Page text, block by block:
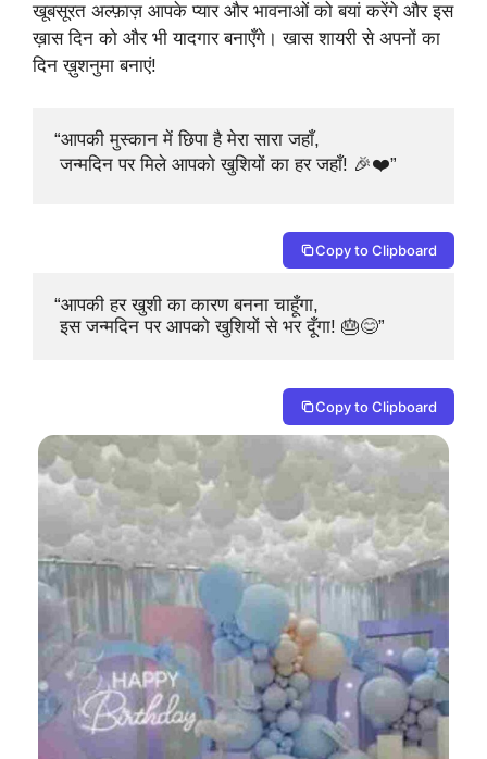
खूबसूरत अल्फ़ाज़ आपके प्यार और भावनाओं को बयां करेंगे और इस
ख़ास दिन को और भी यादगार बनाएँगे। खास शायरी से अपनों का
दिन ख़ुशनुमा बनाएं!
“आपकी मुस्कान में छिपा है मेरा सारा जहाँ,
जन्मदिन पर मिले आपको खुशियों का हर जहाँ! 🎉❤️”
Copy to Clipboard
“आपकी हर खुशी का कारण बनना चाहूँगा,
इस जन्मदिन पर आपको खुशियों से भर दूँगा! 🎂😊”
Copy to Clipboard